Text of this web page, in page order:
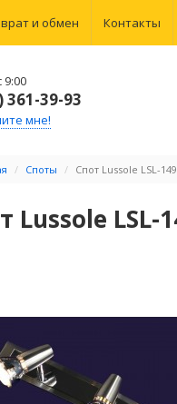
и обмен Контакты
9:00
361-39-93
мне!
Споты Спот Lussole LSL-
Lussole LSL-